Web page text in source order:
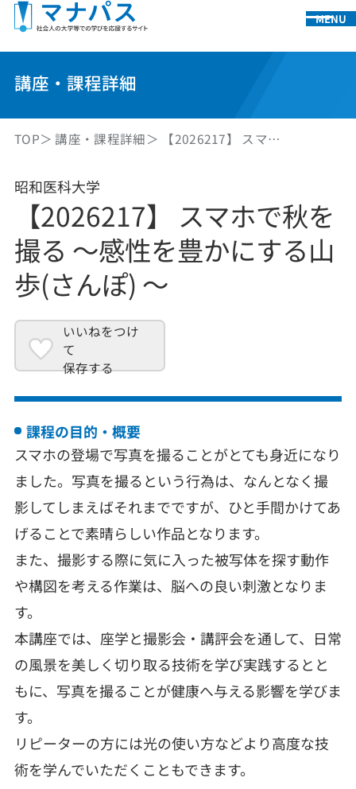
MENU
講座・課程詳細
TOP 講座・課程詳細 【2026217】 スマ…
昭和医科大学
【2026217】 スマホで秋を
撮る ～感性を豊かにする山
歩(さんぽ) ～
いいねをつけ
て
保存する
課程の目的・概要
スマホの登場で写真を撮ることがとても身近になり
ました。写真を撮るという行為は、なんとなく撮
影してしまえばそれまでですが、ひと手間かけてあ
げることで素晴らしい作品となります。
また、撮影する際に気に入った被写体を探す動作
や構図を考える作業は、脳への良い刺激となりま
す。
本講座では、座学と撮影会・講評会を通して、日常
の風景を美しく切り取る技術を学び実践するとと
もに、写真を撮ることが健康へ与える影響を学びま
す。
リピーターの方には光の使い方などより高度な技
術を学んでいただくこともできます。